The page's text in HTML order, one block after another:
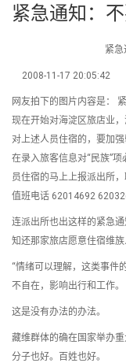
紧急通知：
紧急
2008-11-17
网友拍下的图片内容是：
现在开始对海淀区旅店业，
对上述人员住宿的，要加
在录入旅客信息对“民族”
员住宿的马上上报派出所
值班电话 62014692
连派出所也出这样的紧急
知还那家旅店愿意住宿维
“情绪可以理解，这类事件
不自在，影响出行和工作。
这是没有办法的办法。
藏维群体的确在国家举办
分子也好。百姓也好。